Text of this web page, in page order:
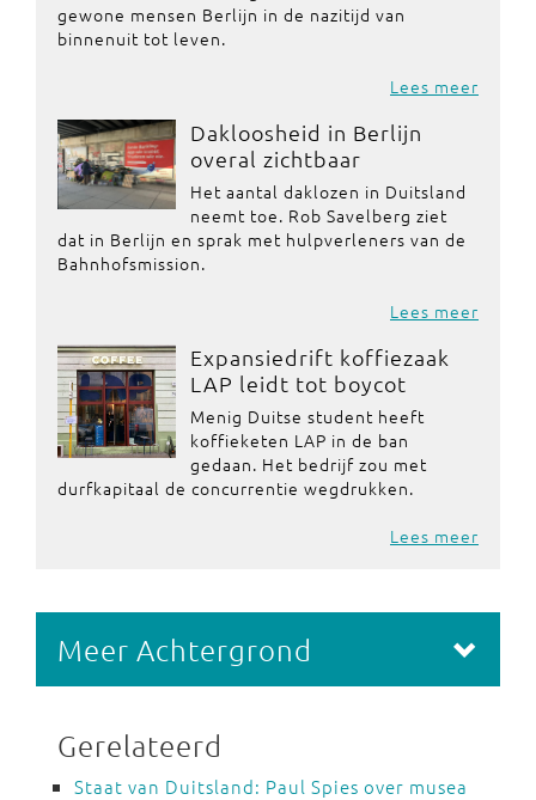
gewone mensen Berlijn in de nazitijd van
binnenuit tot leven.
Lees meer
Dakloosheid in Berlijn
overal zichtbaar
Het aantal daklozen in Duitsland
neemt toe. Rob Savelberg ziet
dat in Berlijn en sprak met hulpverleners van de
Bahnhofsmission.
Lees meer
Expansiedrift koffiezaak
LAP leidt tot boycot
Menig Duitse student heeft
koffieketen LAP in de ban
gedaan. Het bedrijf zou met
durfkapitaal de concurrentie wegdrukken.
Lees meer
Meer Achtergrond
Gerelateerd
Staat van Duitsland: Paul Spies over musea